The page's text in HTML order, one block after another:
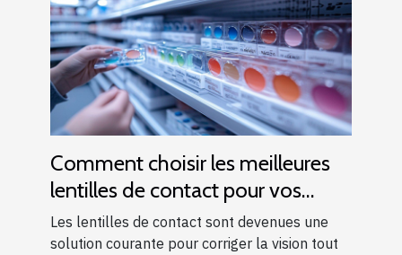
Comment choisir les meilleures
lentilles de contact pour vos
besoins
Les lentilles de contact sont devenues une
solution courante pour corriger la vision tout